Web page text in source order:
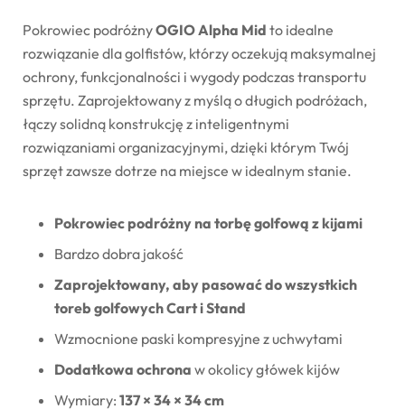
Pokrowiec podróżnyOGIO Alpha Mid to idealne
rozwiązanie dla golfistów, którzy oczekują maksymalnej
ochrony, funkcjonalności i wygody podczas transportu
sprzętu. Zaprojektowany z myślą o długich podróżach,
łączy solidną konstrukcję z inteligentnymi
rozwiązaniami organizacyjnymi, dzięki którym Twój
sprzęt zawsze dotrze na miejsce w idealnym stanie.
Pokrowiec podróżny na torbę golfową z kijami
Bardzo dobra jakość
Zaprojektowany, aby pasować do wszystkich
toreb golfowych Cart i Stand
Wzmocnione paski kompresyjne z uchwytami
Dodatkowa ochrona w okolicy główek kijów
Wymiary: 137 × 34 × 34 cm